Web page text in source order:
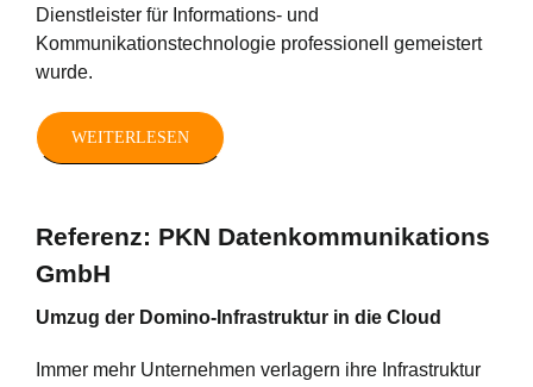
Dienstleister für Informations- und
Kommunikationstechnologie professionell gemeistert
wurde.
WEITERLESEN
Referenz: PKN Datenkommunikations
GmbH
Umzug der Domino-Infrastruktur in die Cloud
Immer mehr Unternehmen verlagern ihre Infrastruktur